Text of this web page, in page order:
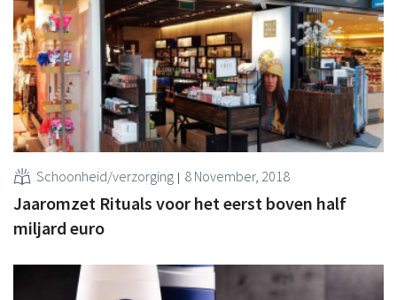
Schoonheid/verzorging 8 November, 2018
Jaaromzet Rituals voor het eerst boven half
miljard euro